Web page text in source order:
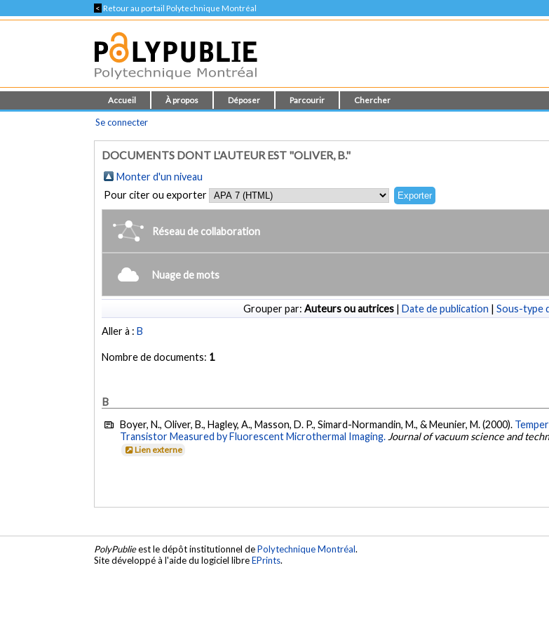
< Retour au portail Polytechnique Montréal
Accueil À propos Déposer Parcourir Chercher
Se connecter
DOCUMENTS DONT L'AUTEUR EST "OLIVER, B."
Monter d'un niveau
Pour citer ou exporter
Réseau de collaboration
Nuage de mots
Grouper par: Auteurs ou autrices | Date de publication | Sous-type
Aller à :B
Nombre de documents: 1
B
Boyer, N., Oliver, B., Hagley, A., Masson, D. P., Simard-Normandin, M., & Meunier, M. (2000).
Transistor Measured by Fluorescent Microthermal Imaging. Journal of vacuum science and
Lien externe
PolyPublieest le dépôt institutionnel dePolytechnique Montréal.
Site développé à l'aide du logiciel libreEPrints.